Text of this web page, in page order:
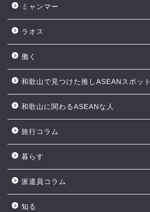
ミャンマー
ラオス
働く
和歌山で見つけた推しASEANスポット
和歌山に関わるASEANな人
旅行コラム
暮らす
派遣員コラム
知る